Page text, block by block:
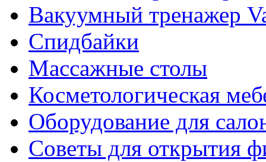
Вакуумный тренажер
Спидбайки
Массажные столы
Косметологическая
Оборудование для
Советы для открытия